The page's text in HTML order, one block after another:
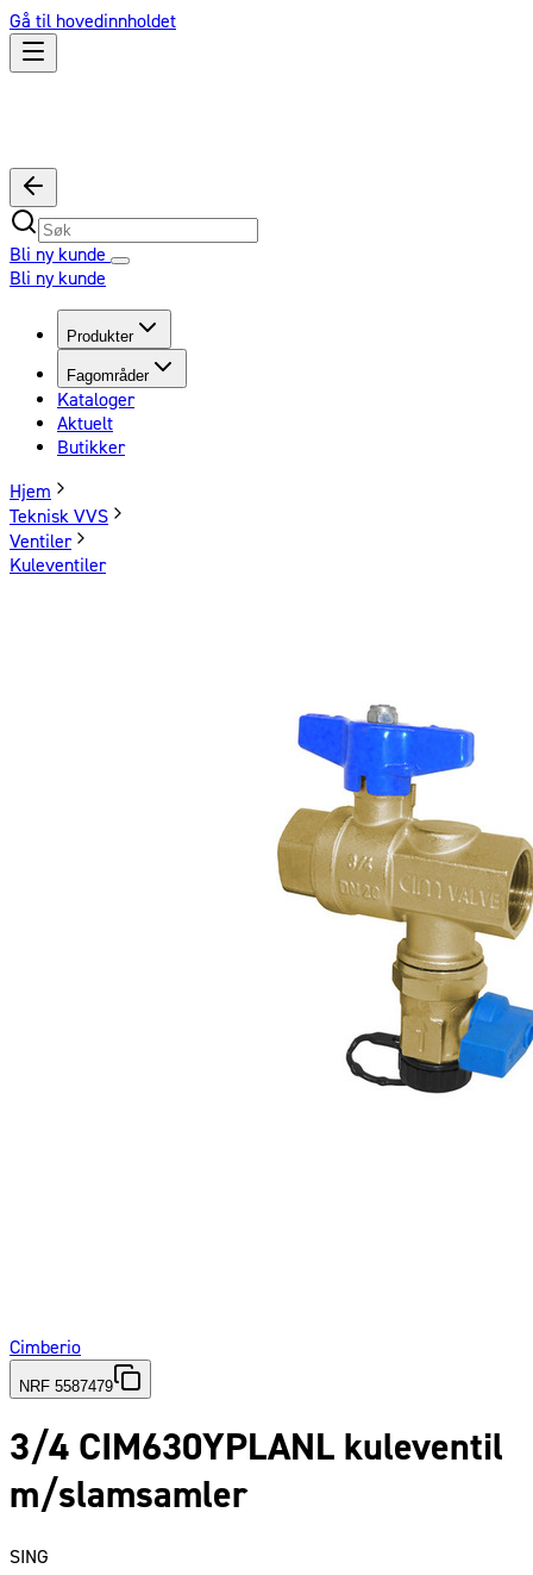
Gå til hovedinnholdet
Bli ny kunde
Bli ny kunde
Produkter
Fagområder
Kataloger
Aktuelt
Butikker
Hjem
Teknisk VVS
Ventiler
Kuleventiler
Cimberio
NRF 5587479
3/4 CIM630YPLANL kuleventil
m/slamsamler
SING